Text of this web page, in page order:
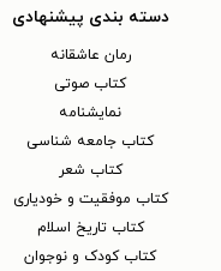
دسته بندی پیشنهادی
رمان عاشقانه
کتاب‌ صوتی
نمایشنامه
کتاب جامعه شناسی
کتاب شعر
کتاب موفقیت و خودیاری
کتاب تاریخ اسلام
کتاب کودک و نوجوان